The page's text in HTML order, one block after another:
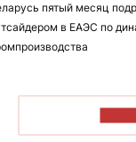
пятый месяц
в ЕАЭС по